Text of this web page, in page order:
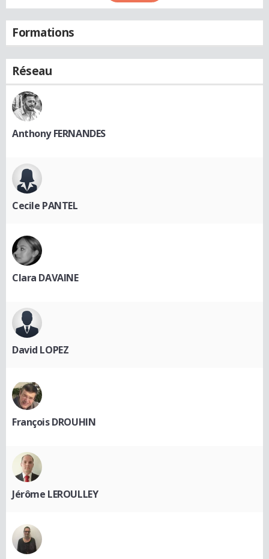
Formations
Réseau
Anthony FERNANDES
Cecile PANTEL
Clara DAVAINE
David LOPEZ
François DROUHIN
Jérôme LEROULLEY